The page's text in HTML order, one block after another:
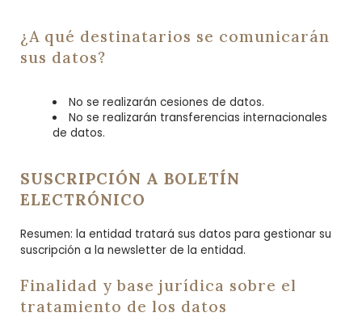
¿A qué destinatarios se comunicarán
sus datos?
No se realizarán cesiones de datos.
No se realizarán transferencias internacionales
de datos.
SUSCRIPCIÓN A BOLETÍN
ELECTRÓNICO
Resumen: la entidad tratará sus datos para gestionar su
suscripción a la newsletter de la entidad.
Finalidad y base jurídica sobre el
tratamiento de los datos